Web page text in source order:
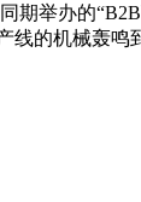
举办的
的机械轰